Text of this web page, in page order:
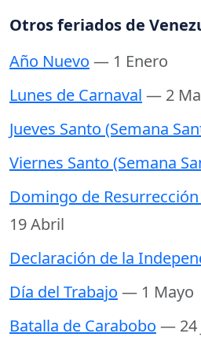
Otros feriados de
Año Nuevo — 1 Enero
Lunes de Carnaval — 2
Jueves Santo (Semana
Viernes Santo (Semana
Domingo de
19 Abril
Declaración de la
Día del Trabajo — 1 Mayo
Batalla de Carabobo — 24